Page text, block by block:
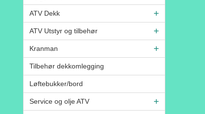
ATV Dekk
ATV Utstyr og tilbehør
Kranman
Tilbehør dekkomlegging
Løftebukker/bord
Service og olje ATV